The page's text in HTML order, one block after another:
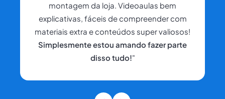
montagem da loja. Videoaulas bem
explicativas, fáceis de compreender com
materiais extra e conteúdos super valiosos!
Simplesmente estou amando fazer parte
disso tudo!"